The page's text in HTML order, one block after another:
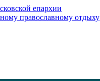
епархии
православному отдыху